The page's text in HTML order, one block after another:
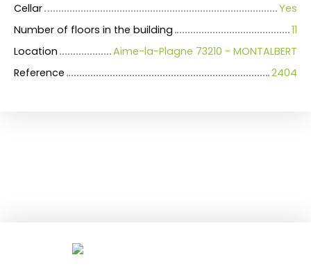
Cellar
Yes
Number of floors in the building
11
Location
Aime-la-Plagne 73210 - MONTALBERT
Reference
2404